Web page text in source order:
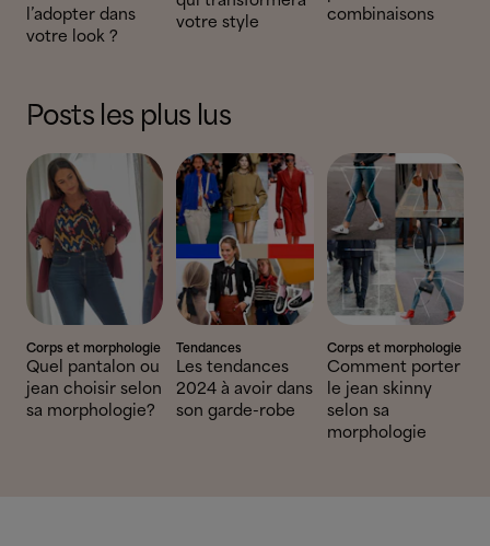
l’adopter dans
votre look ?
votre style
combinaisons
Posts les plus lus
Corps et morphologie
Quel pantalon ou
jean choisir selon
sa morphologie?
Tendances
Les tendances
2024 à avoir dans
son garde-robe
Corps et morphologie
Comment porter
le jean skinny
selon sa
morphologie